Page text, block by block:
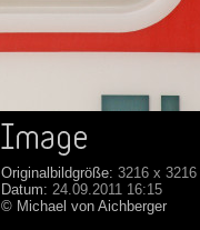
Originalbildgröße: 3216 x 3216
Datum: 24.09.2011 16:15
© Michael von Aichberger